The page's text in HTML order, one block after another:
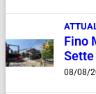
Fino
Sette
08/08/